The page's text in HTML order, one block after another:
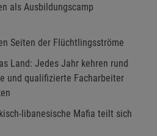
als Ausbildungscamp
Seiten der Flüchtlingsströme
Land: Jedes Jahr kehren rund
und qualifizierte Facharbeiter
libanesische Mafia teilt sich